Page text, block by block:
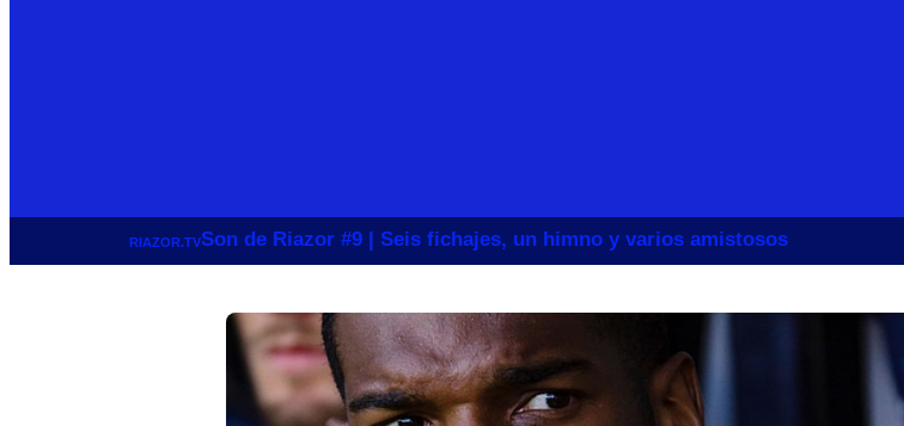
RIAZOR.TVSon de Riazor #9 | Seis fichajes, un himno y varios amistosos